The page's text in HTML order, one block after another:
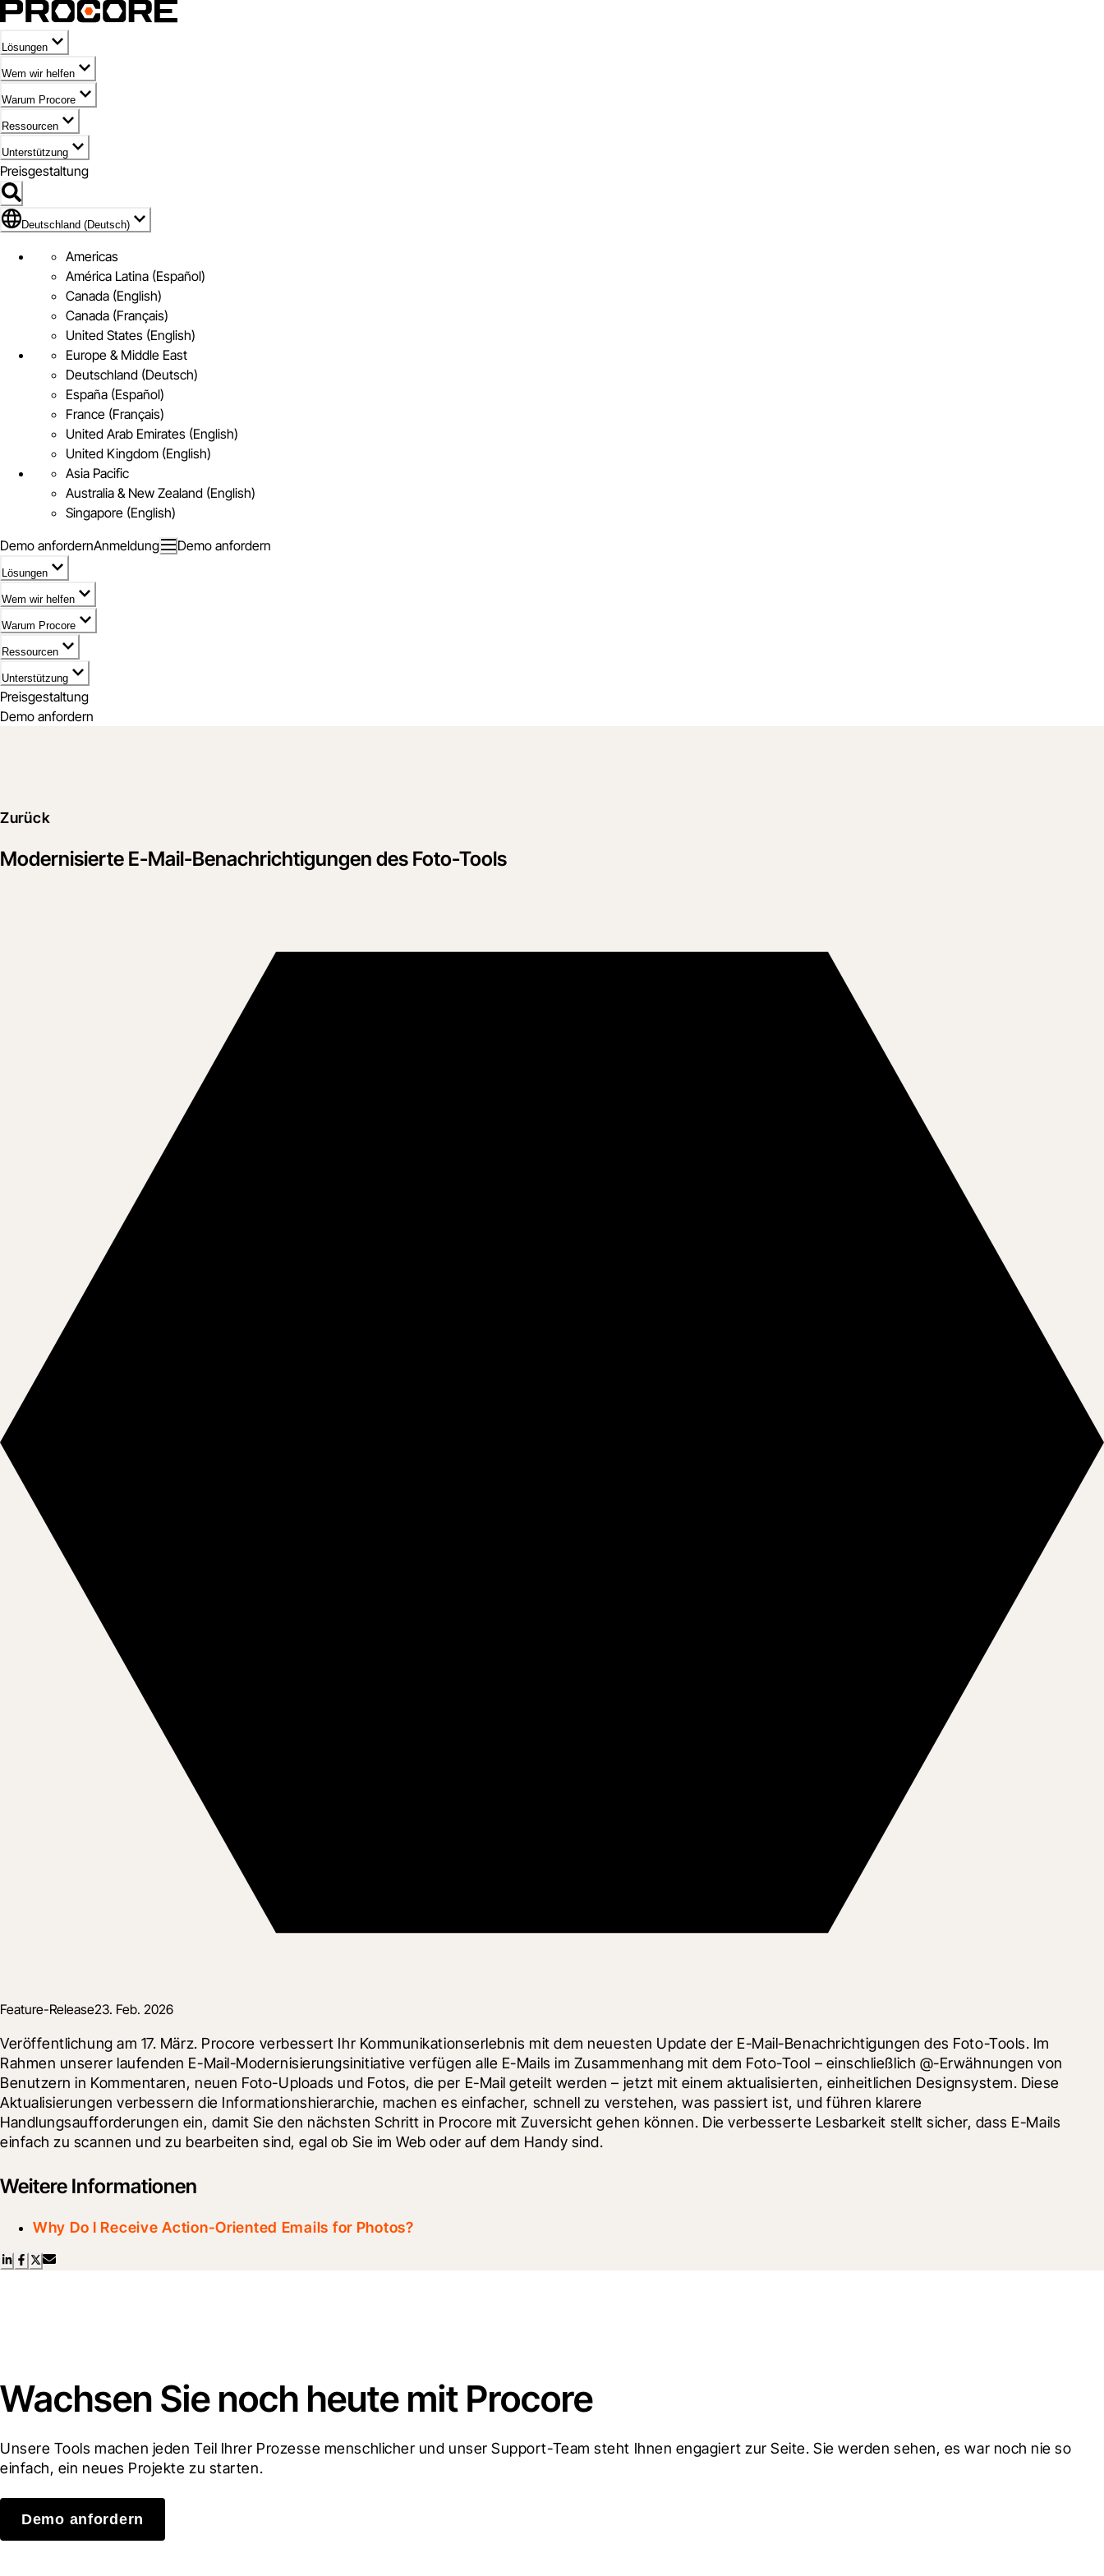
Lösungen
Wem wir helfen
Warum Procore
Ressourcen
Unterstützung
Preisgestaltung
Markieren des Symbols für Deutschland (Deutsch)
Deutschland (Deutsch)
Americas
América Latina (Español)
Canada (English)
Canada (Français)
United States (English)
Europe & Middle East
Deutschland (Deutsch)
España (Español)
France (Français)
United Arab Emirates (English)
United Kingdom (English)
Asia Pacific
Australia & New Zealand (English)
Singapore (English)
Demo anfordernAnmeldung Demo anfordern
Lösungen
Wem wir helfen
Warum Procore
Ressourcen
Unterstützung
Preisgestaltung
Demo anfordern
Zurück
Modernisierte E-Mail-Benachrichtigungen des Foto-Tools
Feature-Release23. Feb. 2026
Veröffentlichung am 17. März. Procore verbessert Ihr Kommunikationserlebnis mit dem neuesten Update der E-Mail-Benachrichtigungen des Foto-Tools. Im
Rahmen unserer laufenden E-Mail-Modernisierungsinitiative verfügen alle E-Mails im Zusammenhang mit dem Foto-Tool – einschließlich @-Erwähnungen von
Benutzern in Kommentaren, neuen Foto-Uploads und Fotos, die per E-Mail geteilt werden – jetzt mit einem aktualisierten, einheitlichen Designsystem. Diese
Aktualisierungen verbessern die Informationshierarchie, machen es einfacher, schnell zu verstehen, was passiert ist, und führen klarere
Handlungsaufforderungen ein, damit Sie den nächsten Schritt in Procore mit Zuversicht gehen können. Die verbesserte Lesbarkeit stellt sicher, dass E-Mails
einfach zu scannen und zu bearbeiten sind, egal ob Sie im Web oder auf dem Handy sind.
Weitere Informationen
Why Do I Receive Action-Oriented Emails for Photos?
Wachsen Sie noch heute mit Procore
Unsere Tools machen jeden Teil Ihrer Prozesse menschlicher und unser Support-Team steht Ihnen engagiert zur Seite. Sie werden sehen, es war noch nie so
einfach, ein neues Projekte zu starten.
Demo anfordern